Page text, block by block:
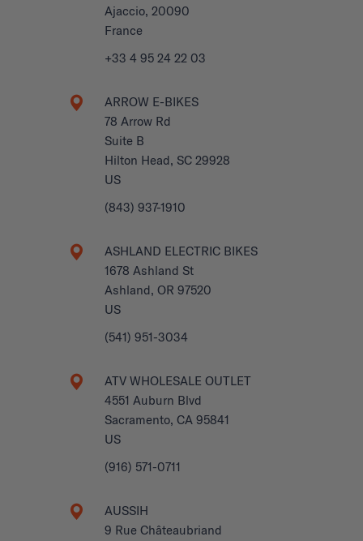
Ajaccio, 20090
France
+33 4 95 24 22 03
ARROW E-BIKES
78 Arrow Rd
Suite B
Hilton Head, SC 29928
US
(843) 937-1910
ASHLAND ELECTRIC BIKES
1678 Ashland St
Ashland, OR 97520
US
(541) 951-3034
ATV WHOLESALE OUTLET
4551 Auburn Blvd
Sacramento, CA 95841
US
(916) 571-0711
AUSSIH
9 Rue Châteaubriand